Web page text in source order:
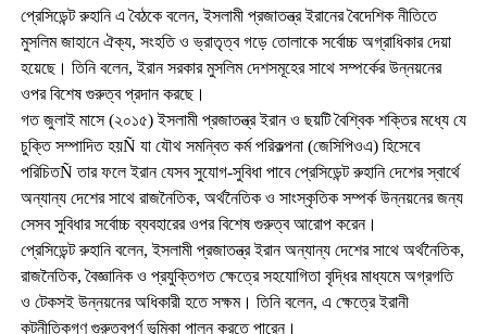
প্রেসিডেন্ট রুহানি এ বৈঠকে বলেন, ইসলামী প্রজাতন্ত্র ইরানের বৈদেশিক নীতিতে
মুসলিম জাহানে ঐক্য, সংহতি ও ভ্রাতৃত্ব গড়ে তোলাকে সর্বোচ্চ অগ্রাধিকার দেয়া
হয়েছে। তিনি বলেন, ইরান সরকার মুসলিম দেশসমূহের সাথে সম্পর্কের উন্নয়নের
ওপর বিশেষ গুরুত্ব প্রদান করছে।
গত জুলাই মাসে (২০১৫) ইসলামী প্রজাতন্ত্র ইরান ও ছয়টি বৈশ্বিক শক্তির মধ্যে যে
চুক্তি সম্পাদিত হয়Ñ যা যৌথ সমন্বিত কর্ম পরিকল্পনা (জেসিপিওএ) হিসেবে
পরিচিতÑ তার ফলে ইরান যেসব সুযোগ-সুবিধা পাবে প্রেসিডেন্ট রুহানি দেশের স্বার্থে
অন্যান্য দেশের সাথে রাজনৈতিক, অর্থনৈতিক ও সাংস্কৃতিক সম্পর্ক উন্নয়নের জন্য
সেসব সুবিধার সর্বোচ্চ ব্যবহারের ওপর বিশেষ গুরুত্ব আরোপ করেন।
প্রেসিডেন্ট রুহানি বলেন, ইসলামী প্রজাতন্ত্র ইরান অন্যান্য দেশের সাথে অর্থনৈতিক,
রাজনৈতিক, বৈজ্ঞানিক ও প্রযুক্তিগত ক্ষেত্রে সহযোগিতা বৃদ্ধির মাধ্যমে অগ্রগতি
ও টেকসই উন্নয়নের অধিকারী হতে সক্ষম। তিনি বলেন, এ ক্ষেত্রে ইরানী
কূটনীতিকগণ গুরুত্বপূর্ণ ভূমিকা পালন করতে পারেন।